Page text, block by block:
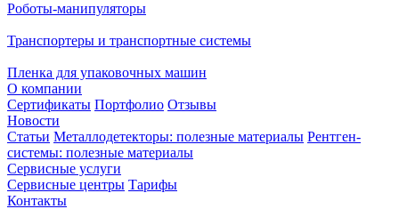
Роботы-манипуляторы
Транспортеры и транспортные системы
Пленка для упаковочных машин
О компании
Сертификаты Портфолио Отзывы
Новости
Статьи Металлодетекторы: полезные материалы Рентген-
системы: полезные материалы
Сервисные услуги
Сервисные центры Тарифы
Контакты